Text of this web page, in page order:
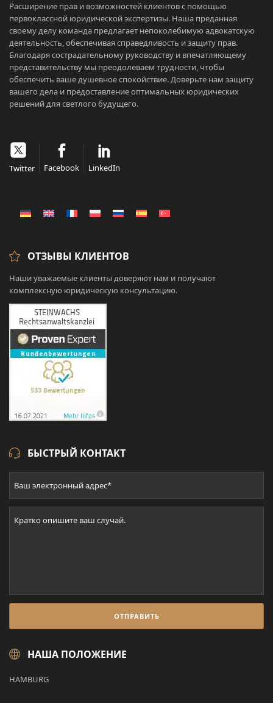
Расширение прав и возможностей клиентов с помощью
первоклассной юридической экспертизы. Наша преданная
своему делу команда предлагает непоколебимую адвокатскую
деятельность, обеспечивая справедливость и защиту прав.
Благодаря сострадательному руководству и впечатляющему
представительству мы преодолеваем трудности, чтобы
обеспечить ваше душевное спокойствие. Доверьте нам защиту
вашего дела и предоставление оптимальных юридических
решений для светлого будущего.
Twitter Facebook LinkedIn
ОТЗЫВЫ КЛИЕНТОВ
Наши уважаемые клиенты доверяют нам и получают
комплексную юридическую консультацию.
БЫСТРЫЙ КОНТАКТ
НАША ПОЛОЖЕНИЕ
HAMBURG